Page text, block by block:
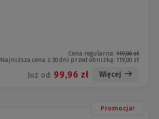
Cena regularna: 119,00 zł
Najniższa cena z 30 dni przed obniżką: 119,00 zł
Już od: 99,96 zł Więcej
Promocja!